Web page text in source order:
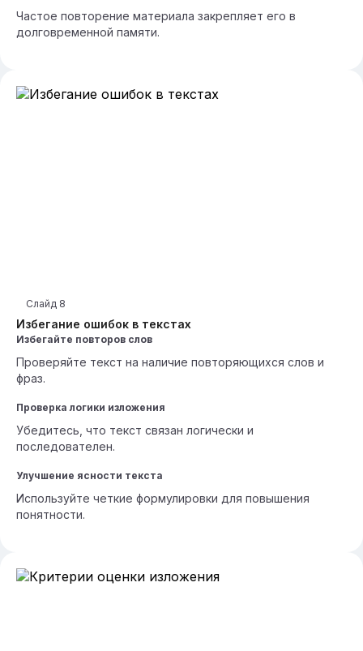
Частое повторение материала закрепляет его в
долговременной памяти.
Избегание ошибок в текстах
Слайд 8
Избегайте повторов слов
Проверяйте текст на наличие повторяющихся слов и
фраз.
Проверка логики изложения
Убедитесь, что текст связан логически и
последователен.
Улучшение ясности текста
Используйте четкие формулировки для повышения
понятности.